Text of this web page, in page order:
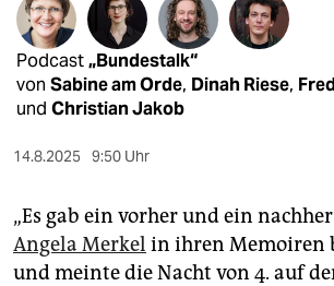
Podcast„Bundestalk“
von Sabine am Orde, Dinah Riese,
und Christian Jakob
14.8.2025 9:50 Uhr
„Es gab ein vorher und ein
Angela Merkel in ihren Memoiren
und meinte die Nacht von 4. auf